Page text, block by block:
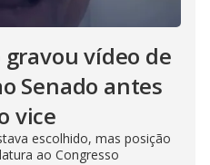
gravou vídeo de
Senado antes
vice
escolhido, mas posição
ao Congresso